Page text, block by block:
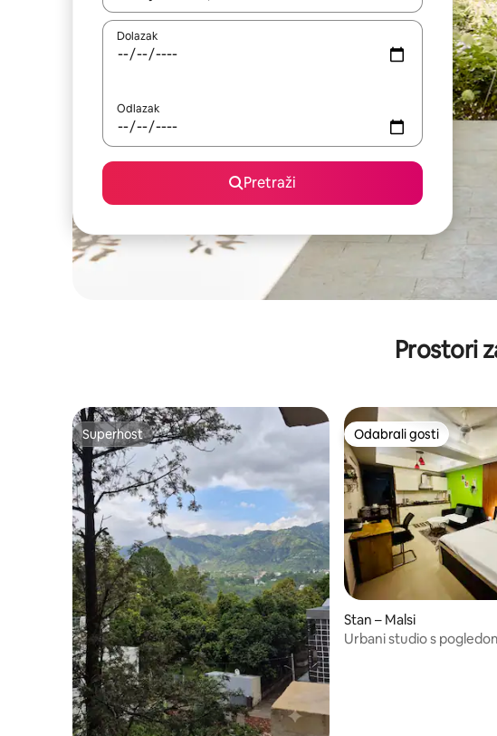
Dolazak
Odlazak
Pretraži
Prostori
Superhost
Superhost Odabrali gosti
Odabrali gosti
Stan – Malsi
Urbani studio s